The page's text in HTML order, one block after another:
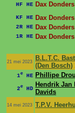
HF HE Dax Donders
KF HE Dax Donders
2R HE Dax Donders
1R HE Dax Donders
21 mei 2023
B.L.T.C.
(Den Bosch)
1e HE Phillipe
2e HD
Hendrik Jan
Davids
14 mei 2023 T.P.V.